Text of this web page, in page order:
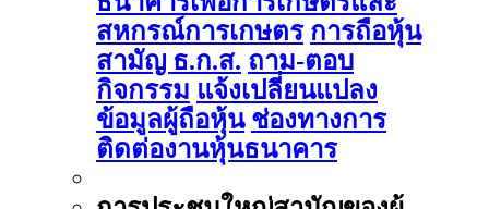
สหกรณ์การเกษตร การถือหุ้น
สามัญ ธ.ก.ส. ถาม-ตอบ
กิจกรรม แจ้งเปลี่ยนแปลง
ข้อมูลผู้ถือหุ้น ช่องทางการ
ติดต่องานหุ้นธนาคาร